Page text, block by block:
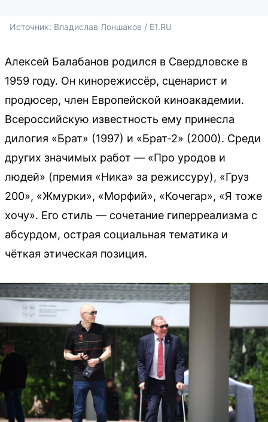
Источник: Владислав Лоншаков / E1.RU
Алексей Балабанов родился в Свердловске в
1959 году. Он кинорежиссёр, сценарист и
продюсер, член Европейской киноакадемии.
Всероссийскую известность ему принесла
дилогия «Брат» (1997) и «Брат-2» (2000). Среди
других значимых работ — «Про уродов и
людей» (премия «Ника» за режиссуру), «Груз
200», «Жмурки», «Морфий», «Кочегар», «Я тоже
хочу». Его стиль — сочетание гиперреализма с
абсурдом, острая социальная тематика и
чёткая этическая позиция.